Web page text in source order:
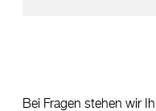
Bei Fragen stehen wir